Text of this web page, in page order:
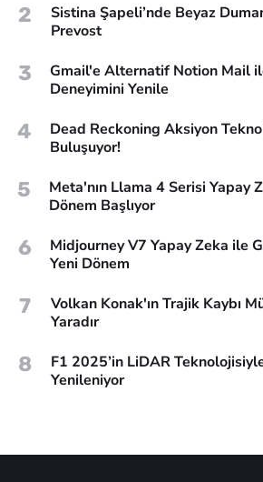
2
Sistina Şapeli’nde Beyaz
Prevost
3
Gmail'e Alternatif Notion Mail
Deneyimini Yenile
4
Dead Reckoning Aksiyon
Buluşuyor!
5
Meta'nın Llama 4 Serisi Yapay
Dönem Başlıyor
6
Midjourney V7 Yapay Zeka ile
Yeni Dönem
7
Volkan Konak'ın Trajik Kaybı
Yaradır
8
F1 2025’in LiDAR
Yenileniyor